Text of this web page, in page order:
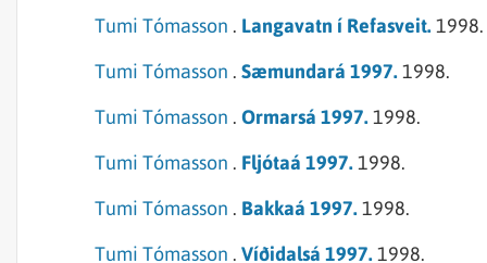
Tumi Tómasson . Langavatn í Refasveit.1998.
Tumi Tómasson . Sæmundará 1997.1998.
Tumi Tómasson . Ormarsá 1997.1998.
Tumi Tómasson . Fljótaá 1997.1998.
Tumi Tómasson . Bakkaá 1997.1998.
Tumi Tómasson . Víðidalsá 1997.1998.